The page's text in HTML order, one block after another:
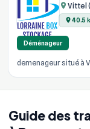
Guide des
Vittel
40.5
Déménageur
demenageur situé à